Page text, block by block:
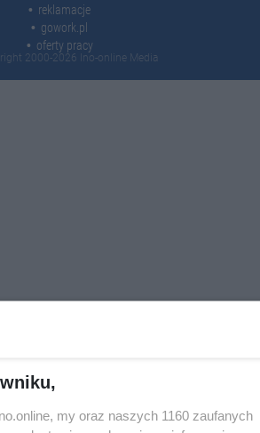
reklamacje
gowork.pl
oferty pracy
2000-2026 Ino-online Media
my oraz naszych 1160 zaufanych